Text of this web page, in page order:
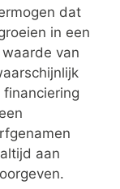
dat
in een
van
aan